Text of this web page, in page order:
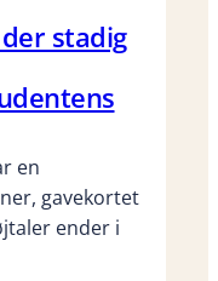
stadig
en
gavekortet
ender i